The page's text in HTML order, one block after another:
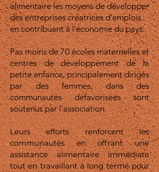
alimentaire les moyens de développer
des entreprises créatrices d'emplois
en contribuant à l'économie du pays.
Pas moins de 70 écoles maternelles et
centres de développement de la
petite enfance, principalement dirigés
par des femmes, dans des
communautés défavorisées sont
soutenus par l'association.
Leurs efforts renforcent les
communautés en offrant une
assistance alimentaire immédiate
tout en travaillant à long terme pour